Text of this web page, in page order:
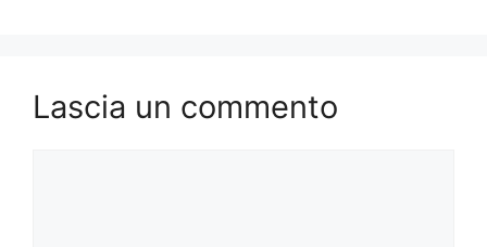
Lascia un commento